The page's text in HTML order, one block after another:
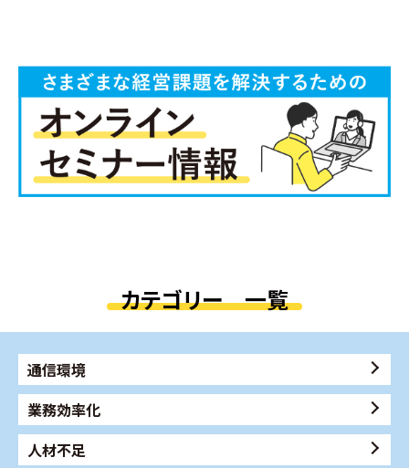
カテゴリー 一覧
通信環境
業務効率化
人材不足